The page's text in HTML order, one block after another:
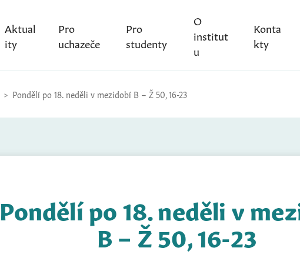
Aktual
ity
Pro
uchazeče
Pro
studenty
O
institut
u
Konta
kty
Pondělí po 18. neděli v mezidobí B – Ž 50, 16-23
Pondělí po 18. neděli v
B – Ž 50, 16-23